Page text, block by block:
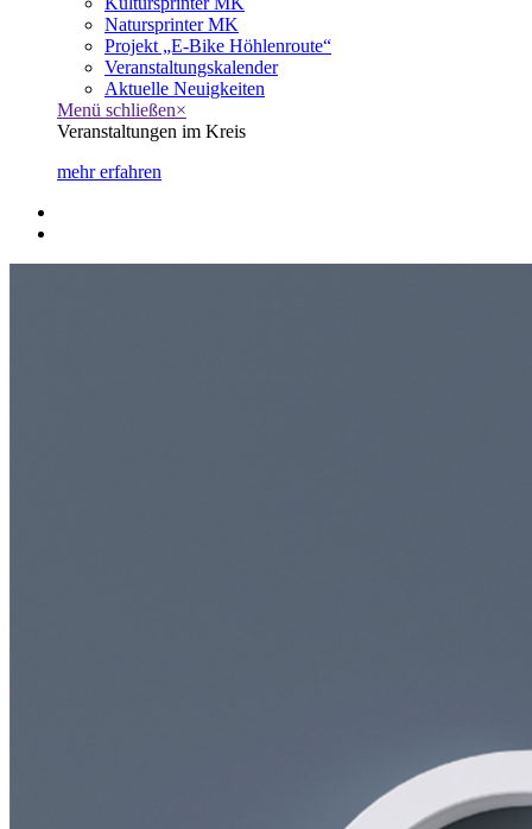
Natursprinter MK
Projekt „E-Bike Höhlenroute“
Veranstaltungskalender
Aktuelle Neuigkeiten
Menü schließen×
Veranstaltungen im Kreis
mehr erfahren